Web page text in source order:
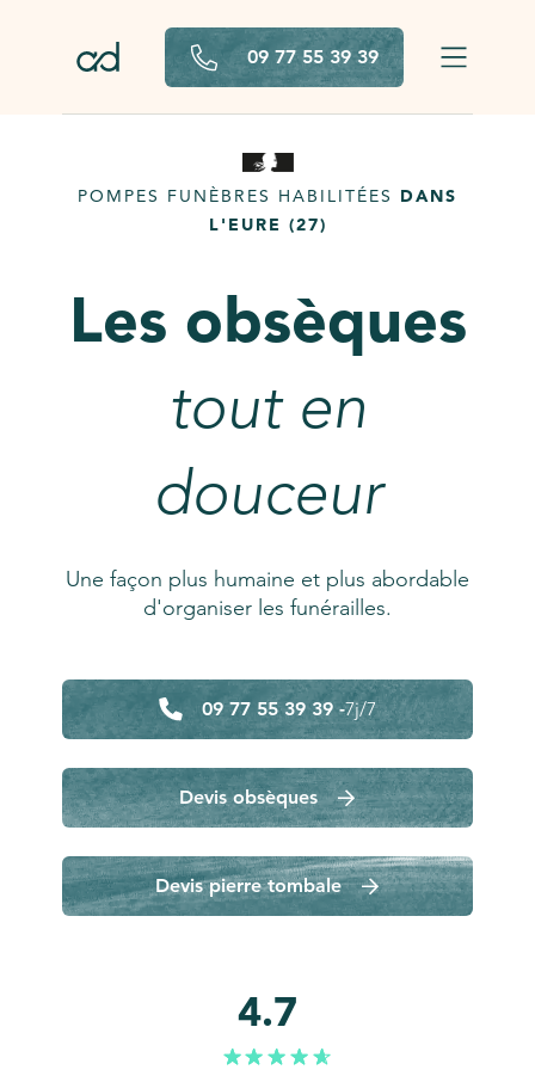
09 77 55 39 39
POMPES FUNÈBRES HABILITÉES DANS
L'EURE (27)
Les obsèques
tout en
douceur
Une façon plus humaine et plus abordable
d'organiser les funérailles.
09 77 55 39 39 -7j/7
Devis obsèques
Devis pierre tombale
4.7